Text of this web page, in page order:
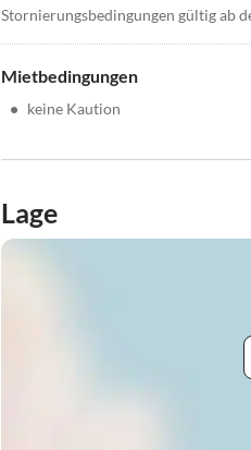
Stornierungsbedingungen gültig ab
Mietbedingungen
• keine Kaution
Lage